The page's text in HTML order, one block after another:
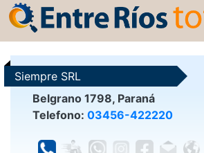
Siempre SRL
Belgrano 1798, Paraná
Telefono: 03456-422220